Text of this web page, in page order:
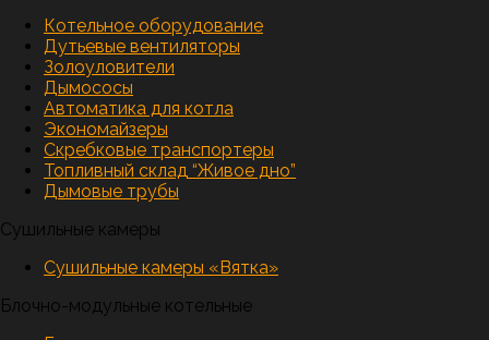
Котельное оборудование
Дутьевые вентиляторы
Золоуловители
Дымососы
Автоматика для котла
Экономайзеры
Скребковые транспортеры
Топливный склад “Живое дно”
Дымовые трубы
Сушильные камеры
Сушильные камеры «Вятка»
Блочно-модульные котельные